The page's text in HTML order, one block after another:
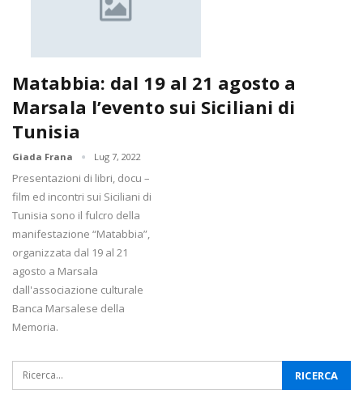
Matabbia: dal 19 al 21 agosto a
Marsala l’evento sui Siciliani di
Tunisia
Giada Frana Lug 7, 2022
Presentazioni di libri, docu –
film ed incontri sui Siciliani di
Tunisia sono il fulcro della
manifestazione “Matabbia”,
organizzata dal 19 al 21
agosto a Marsala
dall'associazione culturale
Banca Marsalese della
Memoria.